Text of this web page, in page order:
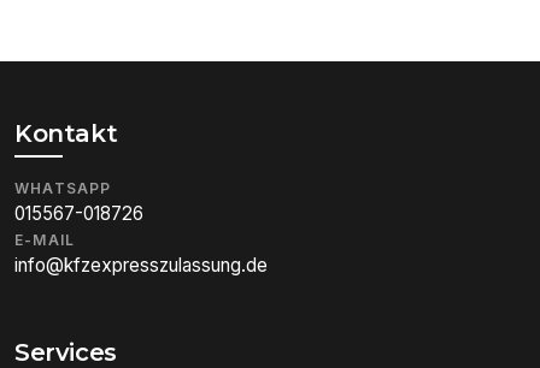
Kontakt
WHATSAPP
015567-018726
E-MAIL
info@kfzexpresszulassung.de
Services